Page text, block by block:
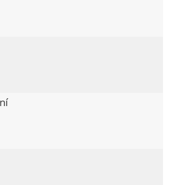
REGÁLY, STOJANY
MYTÍ